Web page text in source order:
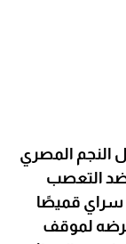
النجم المصري
ضد التعصب
سراي قميصًا
لموقف